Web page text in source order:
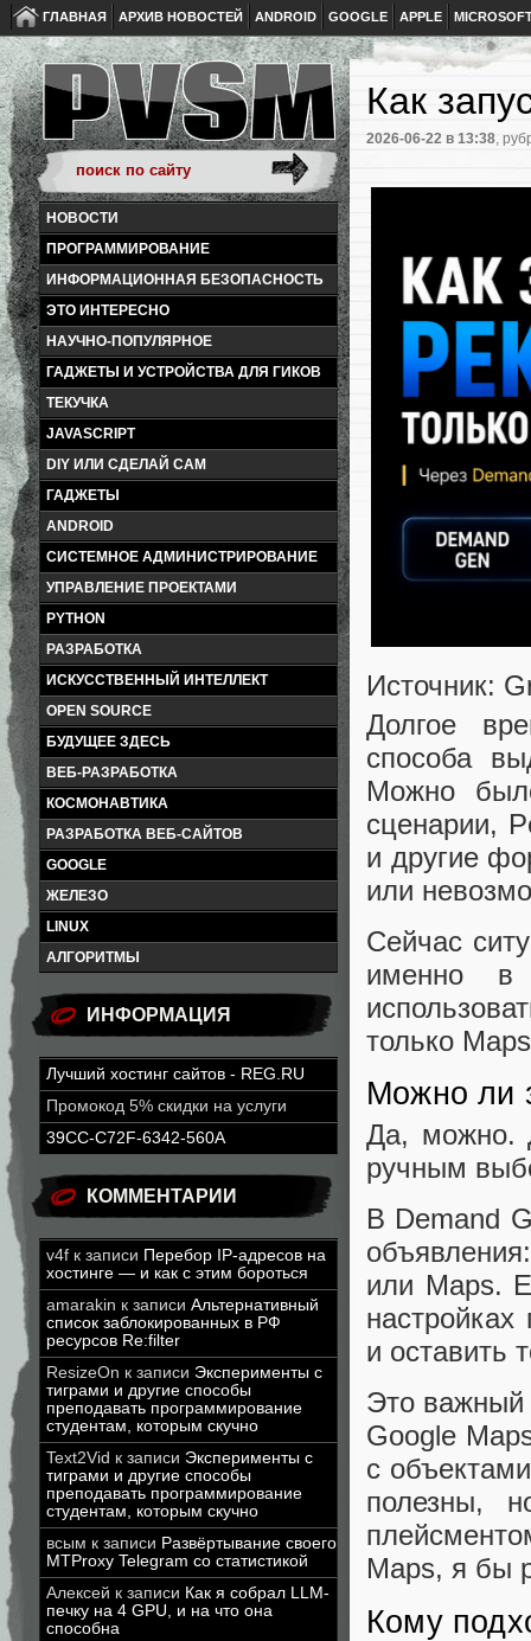
ГЛАВНАЯ АРХИВ НОВОСТЕЙ ANDROID GOOGLE APPLE
НОВОСТИ
ПРОГРАММИРОВАНИЕ
ИНФОРМАЦИОННАЯ БЕЗОПАСНОСТЬ
ЭТО ИНТЕРЕСНО
НАУЧНО-ПОПУЛЯРНОЕ
ГАДЖЕТЫ И УСТРОЙСТВА ДЛЯ ГИКОВ
ТЕКУЧКА
JAVASCRIPT
DIY ИЛИ СДЕЛАЙ САМ
ГАДЖЕТЫ
ANDROID
СИСТЕМНОЕ АДМИНИСТРИРОВАНИЕ
УПРАВЛЕНИЕ ПРОЕКТАМИ
PYTHON
РАЗРАБОТКА
ИСКУССТВЕННЫЙ ИНТЕЛЛЕКТ
OPEN SOURCE
БУДУЩЕЕ ЗДЕСЬ
ВЕБ-РАЗРАБОТКА
КОСМОНАВТИКА
РАЗРАБОТКА ВЕБ-САЙТОВ
GOOGLE
ЖЕЛЕЗО
LINUX
АЛГОРИТМЫ
ИНФОРМАЦИЯ
Лучший хостинг сайтов - REG.RU
Промокод 5% скидки на услуги
39CC-C72F-6342-560A
КОММЕНТАРИИ
v4f к записи Перебор IP-адресов на
хостинге — и как с этим бороться
amarakin к записи Альтернативный
список заблокированных в РФ
ресурсов Re:filter
ResizeOn к записи Эксперименты с
тиграми и другие способы
преподавать программирование
студентам, которым скучно
Text2Vid к записи Эксперименты с
тиграми и другие способы
преподавать программирование
студентам, которым скучно
всым к записи Развёртывание своего
MTProxy Telegram со статистикой
Алексей к записи Как я собрал LLM-
печку на 4 GPU, и на что она
способна
Как
2026-06-22 в 13:38,
Источник:
Долгое
способа
Можно
сценарии,
и другие
или
Сейчас
именно
только
Можно ли
Да, можно.
ручным
В Demand
или Maps.
и оставить
Это важный
Google
с
полезны,
Maps, я бы
Кому